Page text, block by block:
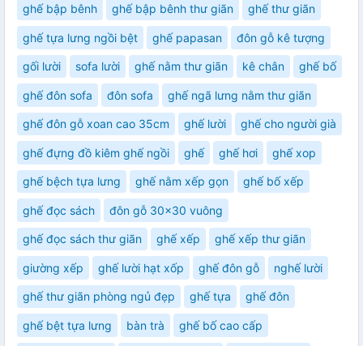
ghế bập bênh ghế bập bênh thư giãn ghế thư giãn
ghế tựa lưng ngồi bệt ghế papasan đôn gỗ kê tượng
gối lười sofa lười ghế nằm thư giãn kê chân ghế bố
ghế đôn sofa đôn sofa ghế ngã lưng nằm thư giãn
ghế đôn gỗ xoan cao 35cm ghế lười ghế cho người già
ghế đựng đồ kiêm ghế ngồi ghế ghế hơi ghế xop
ghế bệch tựa lưng ghế nằm xếp gọn ghế bố xếp
ghế đọc sách đôn gỗ 30x30 vuông
ghế đọc sách thư giãn ghế xếp ghế xếp thư giãn
giường xếp ghế lười hạt xốp ghế đôn gỗ nghế lười
ghế thư giãn phòng ngủ đẹp ghế tựa ghế đôn
ghế bệt tựa lưng bàn trà ghế bố cao cấp